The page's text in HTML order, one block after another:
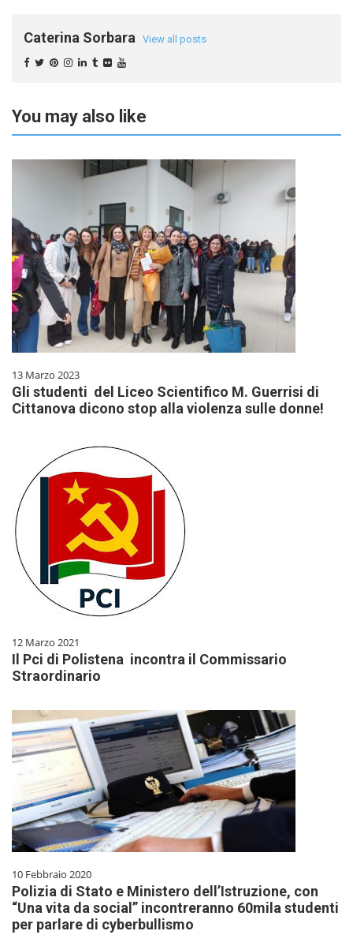
Caterina Sorbara View all posts
You may also like
13 Marzo 2023
Gli studenti del Liceo Scientifico M. Guerrisi di
Cittanova dicono stop alla violenza sulle donne!
12 Marzo 2021
Il Pci di Polistena incontra il Commissario
Straordinario
10 Febbraio 2020
Polizia di Stato e Ministero dell’Istruzione, con
“Una vita da social” incontreranno 60mila studenti
per parlare di cyberbullismo